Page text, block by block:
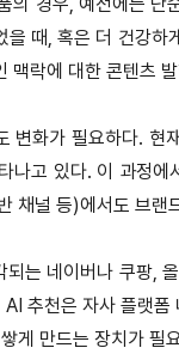
의 경우, 예전에는
을 때, 혹은 더 건강
맥락에 대한 콘텐츠
변화가 필요하다. 현
나고 있다. 이 과정
채널 등)에서도 브랜
되는 네이버나 쿠팡,
추천은 자사 플랫
게 만드는 장치가 필